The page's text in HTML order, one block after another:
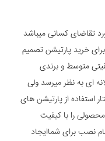
تقاضای کسانی میباشد
خرید پارتیشن تصمیم
متوسط و برندی
ای به نظر میرسد ولی
استفاده از پارتیشن های
را با کیفیت
نصب برای شماایجاد